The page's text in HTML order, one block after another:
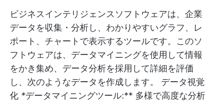
ビジネスインテリジェンスソフトウェアは、企業
データを収集・分析し、わかりやすいグラフ、レ
ポート、チャートで表示するツールです。このソ
フトウェアは、データマイニングを使用して情報
をかき集め、データ分析を採用して詳細を評価
し、次のようなデータを作成します。 データ視覚
化 *データマイニングツール:** 多様で高度な分析